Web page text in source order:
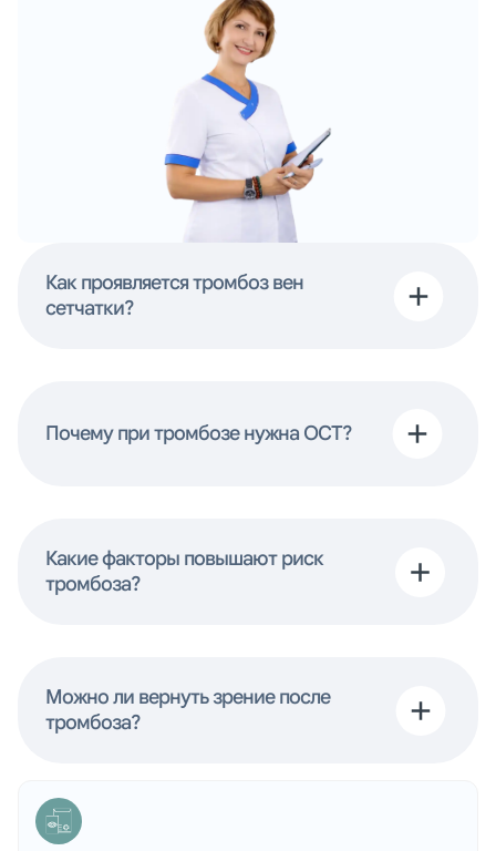
Как проявляется тромбоз вен
сетчатки?
Почему при тромбозе нужна ОСТ?
Какие факторы повышают риск
тромбоза?
Можно ли вернуть зрение после
тромбоза?